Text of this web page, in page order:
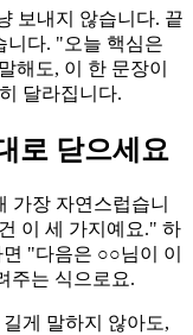
보내지 않습니다. 끝
니다. "오늘 핵심은
해도, 이 한 문장이
달라집니다.
로 닫으세요
가장 자연스럽습니
이 세 가지예요." 하
"다음은 ○○님이 이
주는 식으로요.
게 말하지 않아도,